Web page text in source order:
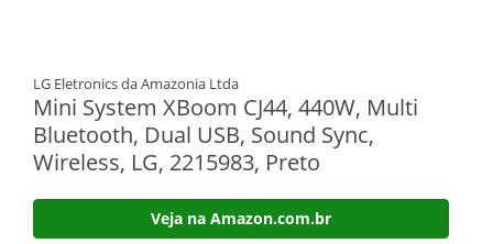
LG Eletronics da Amazonia Ltda
Mini System XBoom CJ44, 440W, Multi
Bluetooth, Dual USB, Sound Sync,
Wireless, LG, 2215983, Preto
Veja na Amazon.com.br